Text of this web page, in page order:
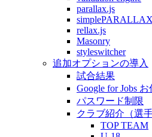
parallax.js
rellax.js
Masonry
styleswitcher
追加オプションの導入
試合結果
Google for Jobs
パスワード制限
クラブ紹介（選手
TOP TEAM